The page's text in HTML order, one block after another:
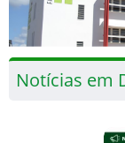
Notícias em